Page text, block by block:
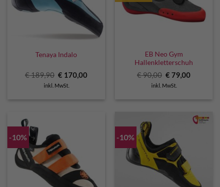
Tenaya Indalo
€189,90 Ursprünglicher
war:
€ 170,00Aktueller
inkl. MwSt.
EB Neo Gym
Hallenkletterschuh
€90,00 Ursprünglicher
Preis
war:
€79,00
inkl. MwSt.
-10% -10%